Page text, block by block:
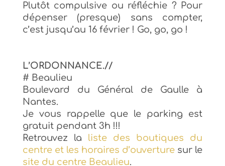
Plutôt compulsive ou réfléchie ? Pour
dépenser (presque) sans compter,
c’est jusqu’au 16 février ! Go, go, go !
L’ORDONNANCE.//
# Beaulieu
Boulevard du Général de Gaulle à
Nantes.
Je vous rappelle que le parking est
gratuit pendant 3h !!!
Retrouvez la liste des boutiques du
centre et les horaires d’ouverture sur le
site du centre Beaulieu.